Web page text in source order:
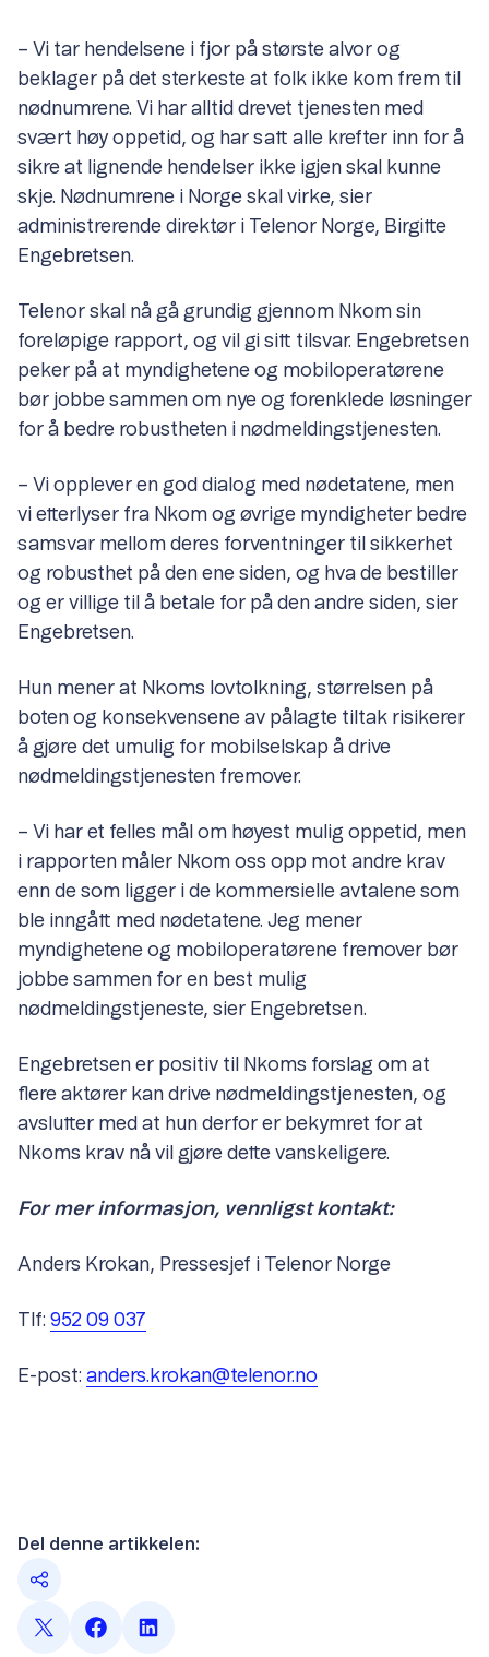
– Vi tar hendelsene i fjor på største alvor og
beklager på det sterkeste at folk ikke kom frem til
nødnumrene. Vi har alltid drevet tjenesten med
svært høy oppetid, og har satt alle krefter inn for å
sikre at lignende hendelser ikke igjen skal kunne
skje. Nødnumrene i Norge skal virke, sier
administrerende direktør i Telenor Norge, Birgitte
Engebretsen.
Telenor skal nå gå grundig gjennom Nkom sin
foreløpige rapport, og vil gi sitt tilsvar. Engebretsen
peker på at myndighetene og mobiloperatørene
bør jobbe sammen om nye og forenklede løsninger
for å bedre robustheten i nødmeldingstjenesten.
– Vi opplever en god dialog med nødetatene, men
vi etterlyser fra Nkom og øvrige myndigheter bedre
samsvar mellom deres forventninger til sikkerhet
og robusthet på den ene siden, og hva de bestiller
og er villige til å betale for på den andre siden, sier
Engebretsen.
Hun mener at Nkoms lovtolkning, størrelsen på
boten og konsekvensene av pålagte tiltak risikerer
å gjøre det umulig for mobilselskap å drive
nødmeldingstjenesten fremover.
– Vi har et felles mål om høyest mulig oppetid, men
i rapporten måler Nkom oss opp mot andre krav
enn de som ligger i de kommersielle avtalene som
ble inngått med nødetatene. Jeg mener
myndighetene og mobiloperatørene fremover bør
jobbe sammen for en best mulig
nødmeldingstjeneste, sier Engebretsen.
Engebretsen er positiv til Nkoms forslag om at
flere aktører kan drive nødmeldingstjenesten, og
avslutter med at hun derfor er bekymret for at
Nkoms krav nå vil gjøre dette vanskeligere.
For mer informasjon, vennligst kontakt:
Anders Krokan, Pressesjef i Telenor Norge
Tlf: 952 09 037
E-post: anders.krokan@telenor.no
Del denne artikkelen: